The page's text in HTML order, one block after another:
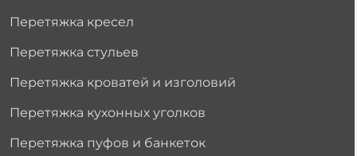
Перетяжка кресел
Перетяжка стульев
Перетяжка кроватей и изголовий
Перетяжка кухонных уголков
Перетяжка пуфов и банкеток